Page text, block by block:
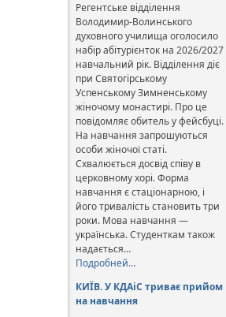
Регентське відділення
Володимир-Волинського
духовного училища оголосило
набір абітурієнток на 2026/2027
навчальний рік. Відділення діє
при Святогірському
Успенському Зимненському
жіночому монастирі. Про це
повідомляє обитель у фейсбуці.
На навчання запрошуються
особи жіночої статі.
Схвалюється досвід співу в
церковному хорі. Форма
навчання є стаціонарною, і
його тривалість становить три
роки. Мова навчання —
українська. Студенткам також
надається…
Подробней…
КИЇВ. У КДАіС триває прийом
на навчання